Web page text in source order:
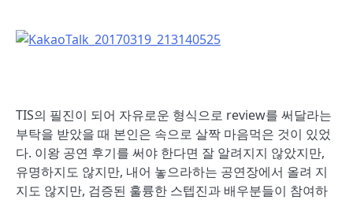
TIS의 필진이 되어 자유로운 형식으로 review를 써달라는
부탁을 받았을 때 본인은 속으로 살짝 마음먹은 것이 있었
다. 이왕 공연 후기를 써야 한다면 잘 알려지지 않았지만,
유명하지도 않지만, 내어 놓으라하는 공연장에서 올려 지
지도 않지만, 검증된 훌륭한 스텝진과 배우분들이 참여하